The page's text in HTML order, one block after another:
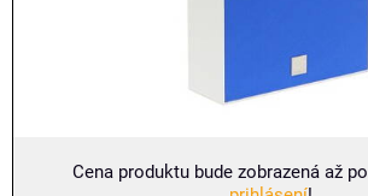
Cena produktu bude zobrazená až po